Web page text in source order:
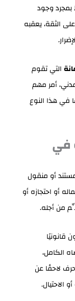
بمجرد وجود
الثقة، يعقبه
التي تقوم
أمر مهم
في هذا النوع
في
أو منقول
أو احتجازه أو
من أجله.
قانونيًا
الكامل،
لاحقًا عن
الاحتيال.